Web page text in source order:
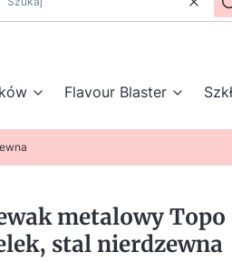
Flavour Blaster
metalowy
stal nierdzewna